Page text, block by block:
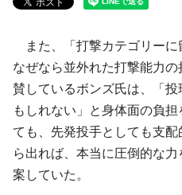
また、「打撃カテゴリーに
なぜなら並外れた打撃能力
賛しているボンズ氏は、「
もしれない」と身体面の負
ても、先発投手としても支
ら出れば、本当に圧倒的な
案していた。